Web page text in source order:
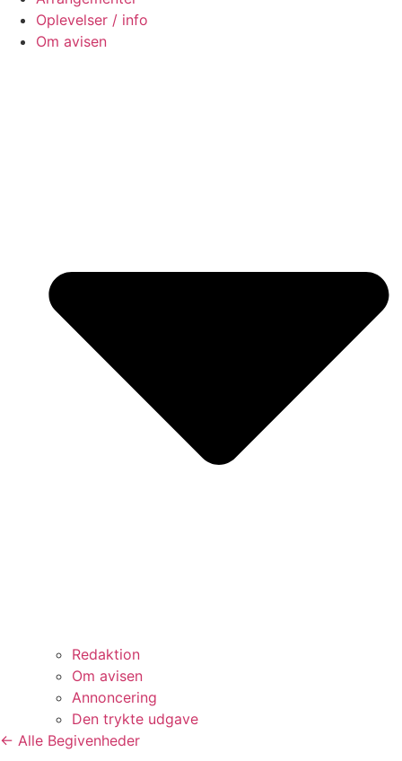
Oplevelser / info
Om avisen
Redaktion
Om avisen
Annoncering
Den trykte udgave
← Alle Begivenheder